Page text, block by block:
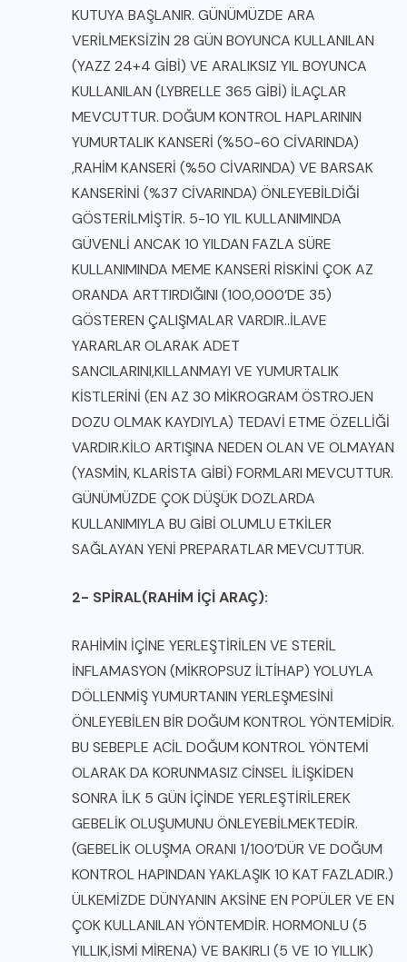
KUTUYA BAŞLANIR. GÜNÜMÜZDE ARA
VERİLMEKSİZİN 28 GÜN BOYUNCA KULLANILAN
(YAZZ 24+4 GİBİ) VE ARALIKSIZ YIL BOYUNCA
KULLANILAN (LYBRELLE 365 GİBİ) İLAÇLAR
MEVCUTTUR. DOĞUM KONTROL HAPLARININ
YUMURTALIK KANSERİ (%50-60 CİVARINDA)
,RAHİM KANSERİ (%50 CİVARINDA) VE BARSAK
KANSERİNİ (%37 CİVARINDA) ÖNLEYEBİLDİĞİ
GÖSTERİLMİŞTİR. 5-10 YIL KULLANIMINDA
GÜVENLİ ANCAK 10 YILDAN FAZLA SÜRE
KULLANIMINDA MEME KANSERİ RİSKİNİ ÇOK AZ
ORANDA ARTTIRDIĞINI (100,000’DE 35)
GÖSTEREN ÇALIŞMALAR VARDIR..İLAVE
YARARLAR OLARAK ADET
SANCILARINI,KILLANMAYI VE YUMURTALIK
KİSTLERİNİ (EN AZ 30 MİKROGRAM ÖSTROJEN
DOZU OLMAK KAYDIYLA) TEDAVİ ETME ÖZELLİĞİ
VARDIR.KİLO ARTIŞINA NEDEN OLAN VE OLMAYAN
(YASMİN, KLARİSTA GİBİ) FORMLARI MEVCUTTUR.
GÜNÜMÜZDE ÇOK DÜŞÜK DOZLARDA
KULLANIMIYLA BU GİBİ OLUMLU ETKİLER
SAĞLAYAN YENİ PREPARATLAR MEVCUTTUR.
2- SPİRAL(RAHİM İÇİ ARAÇ):
RAHİMİN İÇİNE YERLEŞTİRİLEN VE STERİL
İNFLAMASYON (MİKROPSUZ İLTİHAP) YOLUYLA
DÖLLENMİŞ YUMURTANIN YERLEŞMESİNİ
ÖNLEYEBİLEN BİR DOĞUM KONTROL YÖNTEMİDİR.
BU SEBEPLE ACİL DOĞUM KONTROL YÖNTEMİ
OLARAK DA KORUNMASIZ CİNSEL İLİŞKİDEN
SONRA İLK 5 GÜN İÇİNDE YERLEŞTİRİLEREK
GEBELİK OLUŞUMUNU ÖNLEYEBİLMEKTEDİR.
(GEBELİK OLUŞMA ORANI 1/100’DÜR VE DOĞUM
KONTROL HAPINDAN YAKLAŞIK 10 KAT FAZLADIR.)
ÜLKEMİZDE DÜNYANIN AKSİNE EN POPÜLER VE EN
ÇOK KULLANILAN YÖNTEMDİR. HORMONLU (5
YILLIK,İSMİ MİRENA) VE BAKIRLI (5 VE 10 YILLIK)